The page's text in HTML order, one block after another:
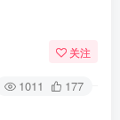
关注
1011 177